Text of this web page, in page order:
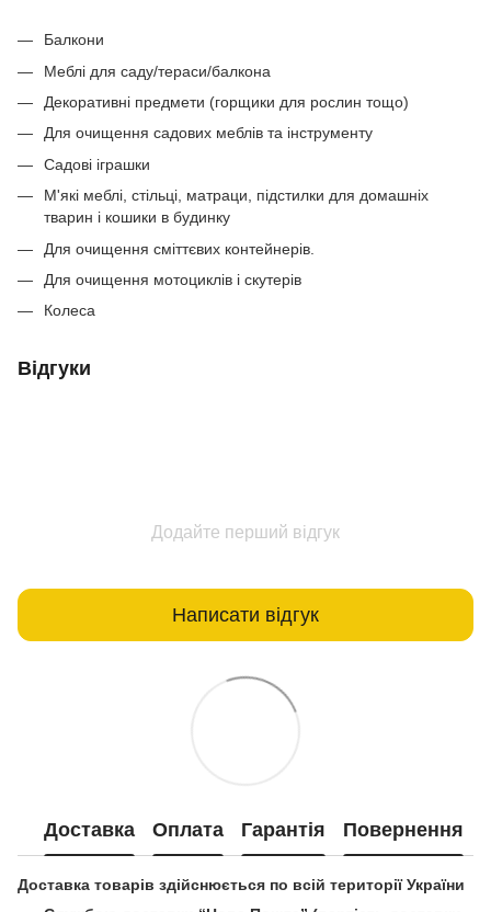
Балкони
Меблі для саду/тераси/балкона
Декоративні предмети (горщики для рослин тощо)
Для очищення садових меблів та інструменту
Садові іграшки
М'які меблі, стільці, матраци, підстилки для домашніх
тварин і кошики в будинку
Для очищення сміттєвих контейнерів.
Для очищення мотоциклів і скутерів
Колеса
Відгуки
Додайте перший відгук
Написати відгук
Доставка Оплата Гарантія Повернення
Доставка товарів здійснюється по всій території України